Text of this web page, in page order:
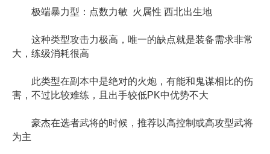
极端暴力型：点数力敏 火属性 西北出生地
这种类型攻击力极高，唯一的缺点就是装备需求非常
大，练级消耗很高
此类型在副本中是绝对的火炮，有能和鬼谋相比的伤
害，不过比较难练，且出手较低PK中优势不大
豪杰在选者武将的时候，推荐以高控制或高攻型武将
为主